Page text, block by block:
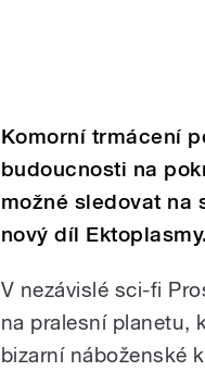
Komorní trmácení
budoucnosti na
možné sledovat na
nový díl Ektoplasmy.
V nezávislé sci-fi
na pralesní planetu,
bizarní náboženské